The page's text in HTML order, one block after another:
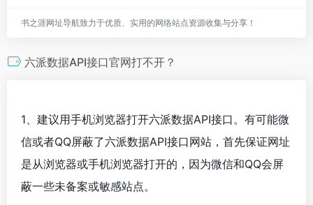
书之涯网址导航致力于优质、实用的网络站点资源收集与分享！
六派数据API接口官网打不开？
1、建议用手机浏览器打开六派数据API接口。有可能微
信或者QQ屏蔽了六派数据API接口网站，首先保证网址
是从浏览器或手机浏览器打开的，因为微信和QQ会屏
蔽一些未备案或敏感站点。